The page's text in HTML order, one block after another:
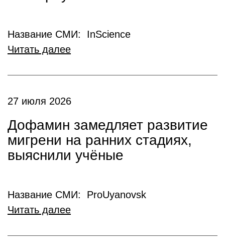
Название СМИ: InScience
Читать далее
27 июля 2026
Дофамин замедляет развитие
мигрени на ранних стадиях,
выяснили учёные
Название СМИ: ProUyanovsk
Читать далее